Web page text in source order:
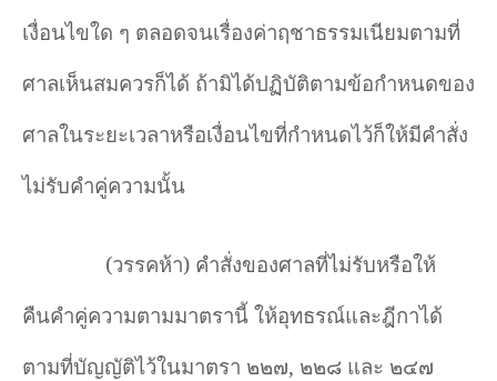
เงื่อนไขใด ๆ ตลอดจนเรื่องค่าฤชาธรรมเนียมตามที่
ศาลเห็นสมควรก็ได้ ถ้ามิได้ปฏิบัติตามข้อกำหนดของ
ศาลในระยะเวลาหรือเงื่อนไขที่กำหนดไว้ก็ให้มีคำสั่ง
ไม่รับคำคู่ความนั้น
(วรรคห้า) คำสั่งของศาลที่ไม่รับหรือให้
คืนคำคู่ความตามมาตรานี้ ให้อุทธรณ์และฎีกาได้
ตามที่บัญญัติไว้ในมาตรา ๒๒๗, ๒๒๘ และ ๒๔๗